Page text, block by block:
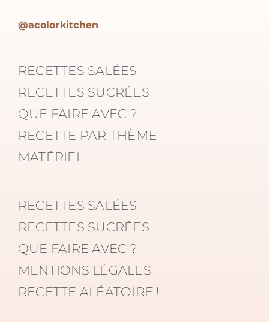
@acolorkitchen
RECETTES SALÉES
RECETTES SUCRÉES
QUE FAIRE AVEC ?
RECETTE PAR THÈME
MATÉRIEL
RECETTES SALÉES
RECETTES SUCRÉES
QUE FAIRE AVEC ?
MENTIONS LÉGALES
RECETTE ALÉATOIRE !